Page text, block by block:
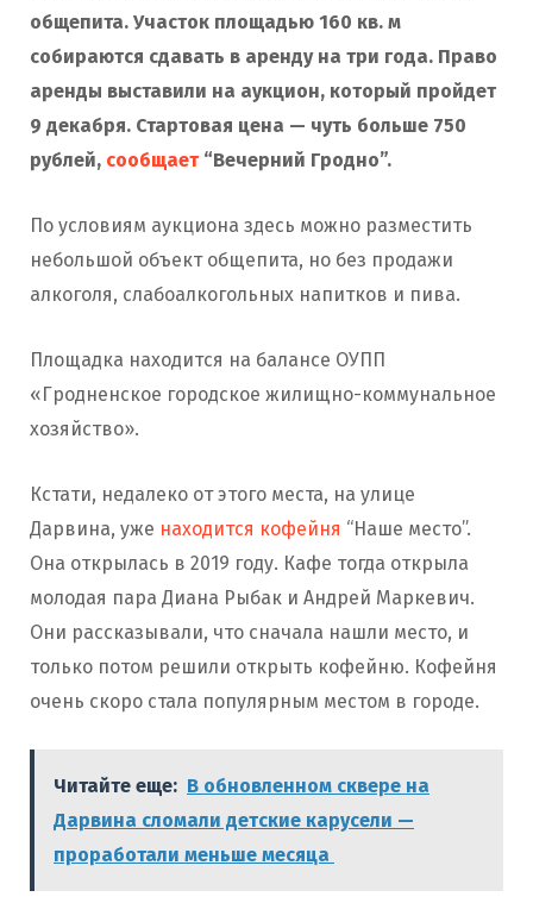
общепита. Участок площадью 160 кв. м
собираются сдавать в аренду на три года. Право
аренды выставили на аукцион, который пройдет
9 декабря. Стартовая цена — чуть больше 750
рублей, сообщает“Вечерний Гродно”.
По условиям аукциона здесь можно разместить
небольшой объект общепита, но без продажи
алкоголя, слабоалкогольных напитков и пива.
Площадка находится на балансе ОУПП
«Гродненское городское жилищно-коммунальное
хозяйство».
Кстати, недалеко от этого места, на улице
Дарвина, уже находится кофейня “Наше место”.
Она открылась в 2019 году. Кафе тогда открыла
молодая пара Диана Рыбак и Андрей Маркевич.
Они рассказывали, что сначала нашли место, и
только потом решили открыть кофейню. Кофейня
очень скоро стала популярным местом в городе.
Читайте еще: В обновленном сквере на
Дарвина сломали детские карусели —
проработали меньше месяца